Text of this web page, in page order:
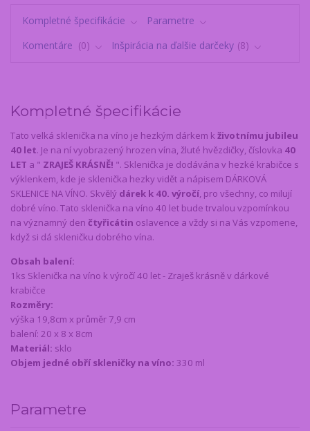
Kompletné špecifikácie
Parametre
Komentáre
0 Inšpirácia na ďalšie darčeky 8
Kompletné špecifikácie
Tato velká sklenička na víno je hezkým dárkem k životnímu jubileu
40 let. Je na ní vyobrazený hrozen vína, žluté hvězdičky, číslovka 40
LET a " ZRAJEŠ KRÁSNĚ! ". Sklenička je dodávána v hezké krabičce s
výklenkem, kde je sklenička hezky vidět a nápisem DÁRKOVÁ
SKLENICE NA VÍNO. Skvělý dárek k 40. výročí, pro všechny, co milují
dobré víno. Tato sklenička na víno 40 let bude trvalou vzpomínkou
na významný den čtyřicátin oslavence a vždy si na Vás vzpomene,
když si dá skleničku dobrého vína.
Obsah balení:
1ks Sklenička na víno k výročí 40 let - Zraješ krásně v dárkové
krabičce
Rozměry:
výška 19,8cm x průměr 7,9 cm
balení: 20 x 8 x 8cm
Materiál: sklo
Objem jedné obří skleničky na víno: 330 ml
Parametre